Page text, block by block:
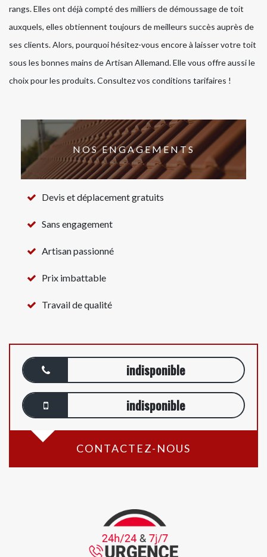
rangs. Elles ont déjà compté des milliers de démoussage de toit
auxquels, elles obtiennent toujours de meilleurs succès auprès de
ses clients. Alors, pourquoi hésitez-vous encore à laisser votre toit
sous les bonnes mains de Artisan Allemand. Elle vous offre aussi le
choix pour les produits. Consultez vos conditions tarifaires !
NOS ENGAGEMENTS
Devis et déplacement gratuits
Sans engagement
Artisan passionné
Prix imbattable
Travail de qualité
indisponible
indisponible
CONTACTEZ-NOUS